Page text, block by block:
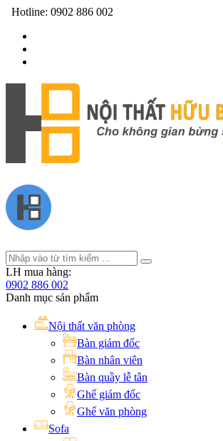
Hotline: 0902 886 002
LH mua hàng:
0902 886 002
Danh mục sản phẩm
Nội thất văn phòng
Bàn giám đốc
Bàn nhân viên
Bàn quầy lễ tân
Ghế giám đốc
Ghế văn phòng
Sofa